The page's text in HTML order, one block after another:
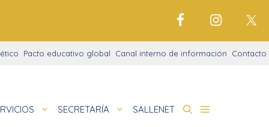
Pacto educativo global Canal interno de información Contacto
SECRETARÍA SALLENET